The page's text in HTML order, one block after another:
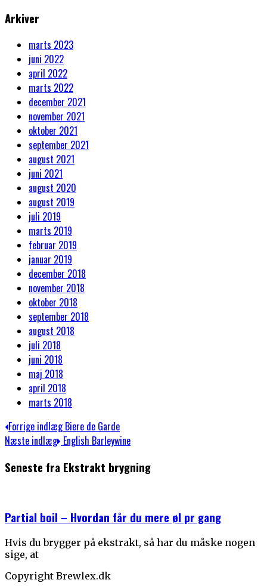
Arkiver
marts 2023
juni 2022
april 2022
marts 2022
december 2021
november 2021
oktober 2021
september 2021
august 2021
juni 2021
august 2020
august 2019
juli 2019
marts 2019
februar 2019
januar 2019
december 2018
november 2018
oktober 2018
september 2018
august 2018
juli 2018
juni 2018
maj 2018
april 2018
marts 2018
Indlægsnavigation
Forrige indlæg Previous
post:
Biere de Garde
Næste indlæg Next
English Barleywine
Seneste fra Ekstrakt brygning
Partial boil – Hvordan får du mere øl pr gang
Hvis du brygger på ekstrakt, så har du måske nogen
sige, at
Copyright Brewlex.dk